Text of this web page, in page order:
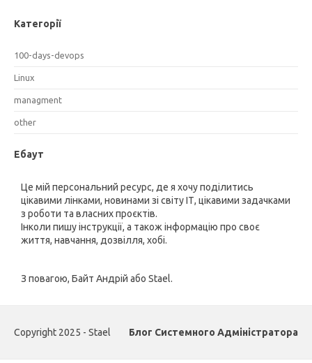
Категорії
100-days-devops
Linux
managment
other
Ебаут
Це мій персональний ресурс, де я хочу поділитись
цікавими лінками, новинами зі світу ІТ, цікавими задачками
з роботи та власних проєктів.
Інколи пишу інструкції, а також інформацію про своє
життя, навчання, дозвілля, хобі.
З повагою, Байт Андрій або Stael.
Copyright 2025 - Stael Блог Системного Адміністратора